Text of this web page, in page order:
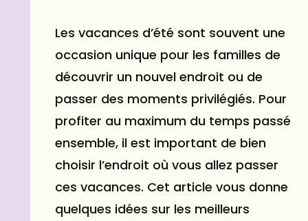
Les vacances d’été sont souvent une
occasion unique pour les familles de
découvrir un nouvel endroit ou de
passer des moments privilégiés. Pour
profiter au maximum du temps passé
ensemble, il est important de bien
choisir l’endroit où vous allez passer
ces vacances. Cet article vous donne
quelques idées sur les meilleurs